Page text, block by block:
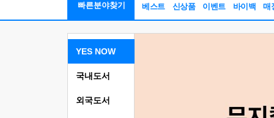
빠른분야찾기 베스트 신상품 이벤트 바이백 매
YES NOW
국내도서
외국도서